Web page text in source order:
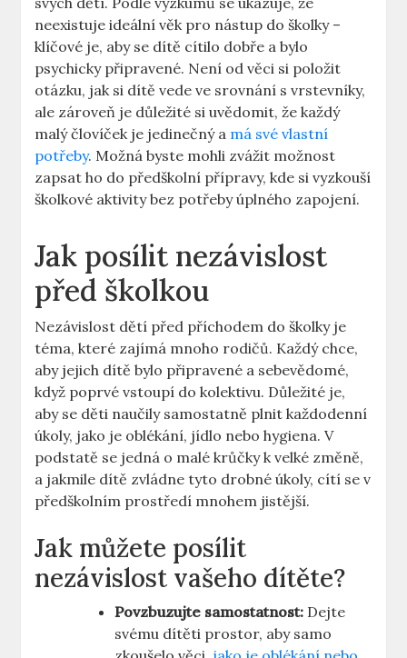
neexistuje ideální věk pro nástup do školky –
klíčové je, aby se dítě cítilo dobře a bylo
psychicky připravené. Není od věci si položit
otázku, jak si dítě vede ve srovnání s vrstevníky,
ale zároveň je důležité si uvědomit, že každý
malý človíček je jedinečný a má své vlastní
potřeby. Možná byste mohli zvážit možnost
zapsat ho do předškolní přípravy, kde si vyzkouší
školkové aktivity bez potřeby úplného zapojení.
Jak posílit nezávislost
před školkou
Nezávislost dětí před příchodem do školky je
téma, které zajímá mnoho rodičů. Každý chce,
aby jejich dítě bylo připravené a sebevědomé,
když poprvé vstoupí do kolektivu. Důležité je,
aby se děti naučily samostatně plnit každodenní
úkoly, jako je oblékání, jídlo nebo hygiena. V
podstatě se jedná o malé krůčky k velké změně,
a jakmile dítě zvládne tyto drobné úkoly, cítí se v
předškolním prostředí mnohem jistější.
Jak můžete posílit
nezávislost vašeho dítěte?
Povzbuzujte samostatnost: Dejte
svému dítěti prostor, aby samo